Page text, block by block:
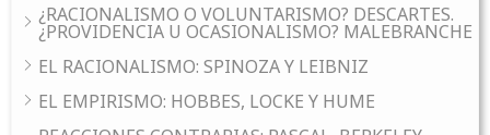
¿RACIONALISMO O VOLUNTARISMO? DESCARTES.
¿PROVIDENCIA U OCASIONALISMO? MALEBRANCHE
EL RACIONALISMO: SPINOZA Y LEIBNIZ
EL EMPIRISMO: HOBBES, LOCKE Y HUME